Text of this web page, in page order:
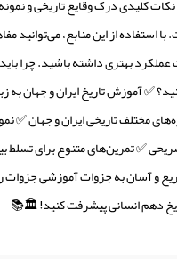
کلیدی درک وقایع تاریخی و
استفاده از این منابع، می‌توانید
بهتری داشته باشید. چرا
✅ آموزش تاریخ ایران و جهان به
مختلف تاریخی ایران و جهان ✅
✅ تمرین‌های متنوع برای تسلط
و آسان به جزوات آموزشی جزوات
دهم انسانی پیشرفت کنید! 🏛️📚